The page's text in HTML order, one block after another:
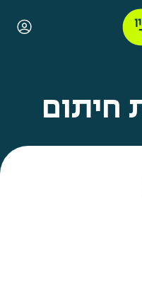
חיתום